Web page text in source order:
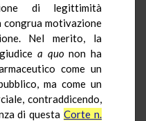
di legittimità
congrua motivazione
Nel merito, la
a quonon ha
come un
ma come un
contraddicendo,
di questaCorte n.